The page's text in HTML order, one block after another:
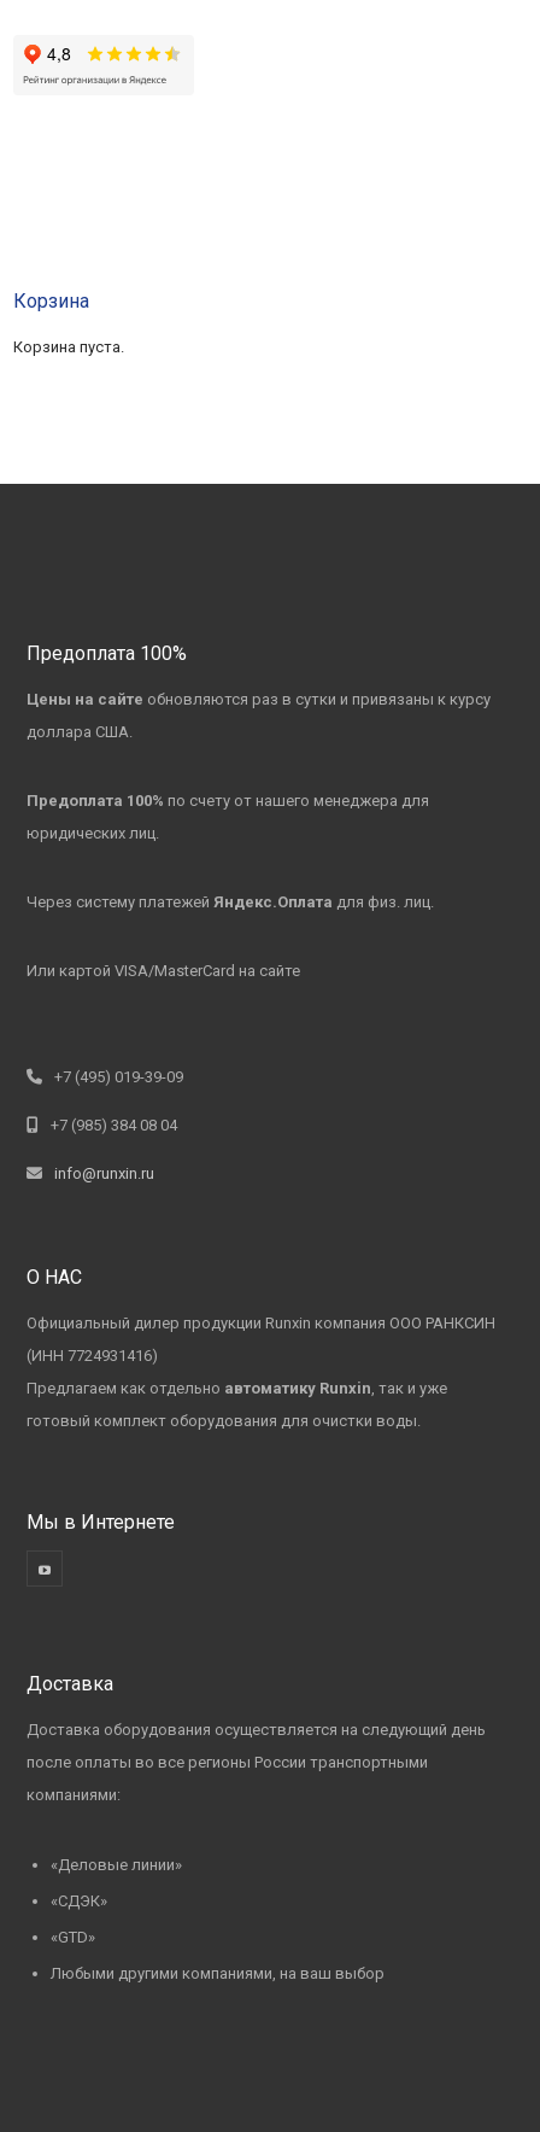
Корзина
Корзина пуста.
Предоплата 100%
Цены на сайте обновляются раз в сутки и привязаны к курсу
доллара США.
Предоплата 100% по счету от нашего менеджера для
юридических лиц.
Через систему платежей Яндекс.Оплата для физ. лиц.
Или картой VISA/MasterCard на сайте
+7 (495) 019-39-09
+7 (985) 384 08 04
info@runxin.ru
О НАС
Официальный дилер продукции Runxin компания ООО РАНКСИН
(ИНН 7724931416)
Предлагаем как отдельно автоматику Runxin , так и уже
готовый комплект оборудования для очистки воды.
Мы в Интернете
Доставка
Доставка оборудования осуществляется на следующий день
после оплаты во все регионы России транспортными
компаниями:
«Деловые линии»
«СДЭК»
«GTD»
Любыми другими компаниями, на ваш выбор